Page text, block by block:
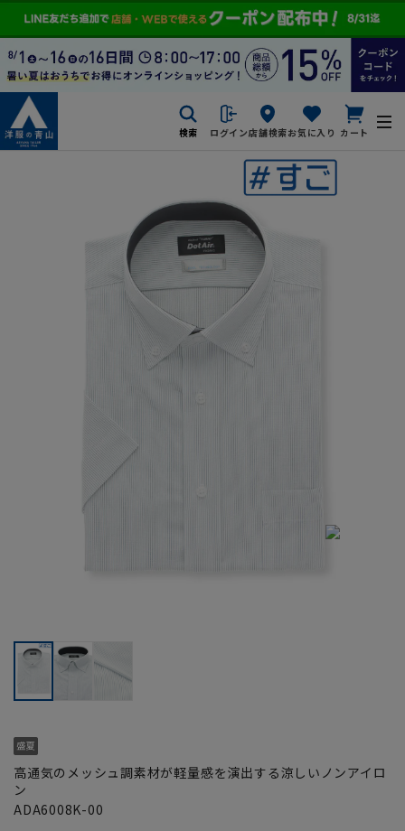
検索 ログイン店舗検索お気に入り カート
高通気のメッシュ調素材が軽量感を演出する涼しいノンアイロ
ン
ADA6008K-00